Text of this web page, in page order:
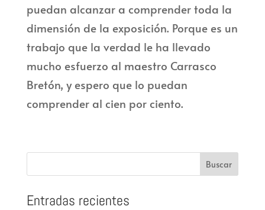
puedan alcanzar a comprender toda la
dimensión de la exposición. Porque es un
trabajo que la verdad le ha llevado
mucho esfuerzo al maestro Carrasco
Bretón, y espero que lo puedan
comprender al cien por ciento.
Entradas recientes